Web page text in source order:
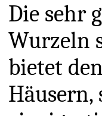
Die sehr
Wurzeln
bietet
Häusern,